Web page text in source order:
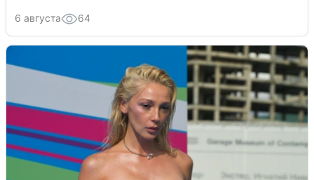
6 августа 64